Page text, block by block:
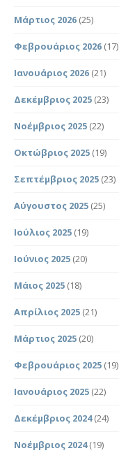
Μάρτιος 2026 (25)
Φεβρουάριος 2026 (17)
Ιανουάριος 2026 (21)
Δεκέμβριος 2025 (23)
Νοέμβριος 2025 (22)
Οκτώβριος 2025 (19)
Σεπτέμβριος 2025 (23)
Αύγουστος 2025 (25)
Ιούλιος 2025 (19)
Ιούνιος 2025 (20)
Μάιος 2025 (18)
Απρίλιος 2025 (21)
Μάρτιος 2025 (20)
Φεβρουάριος 2025 (19)
Ιανουάριος 2025 (22)
Δεκέμβριος 2024(24)
Νοέμβριος 2024(19)